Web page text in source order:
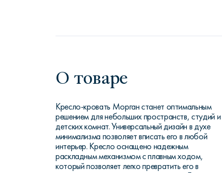
О товаре
Кресло-кровать Морган станет оптимальным
решением для небольших пространств, студий и
детских комнат. Универсальный дизайн в духе
минимализма позволяет вписать его в любой
интерьер. Кресло оснащено надежным
раскладным механизмом с плавным ходом,
который позволяет легко превратить его в